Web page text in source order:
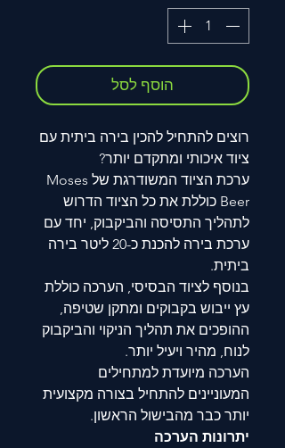
הוסף לסל
רוצים להתחיל להכין בירה ביתית עם
ציוד איכותי ומתקדם יותר?
ערכת הציוד המשודרגת של Moses
Beer כוללת את כל הציוד הדרוש
לתהליך התסיסה והביקבוק, יחד עם
ערכת בירה להכנת כ-20 ליטר בירה
ביתית.
בנוסף לציוד הבסיסי, הערכה כוללת
עץ ייבוש בקבוקים ומתקן שטיפה,
ההופכים את תהליך הניקוי והביקבוק
לנוח, מהיר ויעיל יותר.
הערכה מיועדת למתחילים
המעוניינים להתחיל בצורה מקצועית
יותר כבר מהבישול הראשון.
יתרונות הערכה